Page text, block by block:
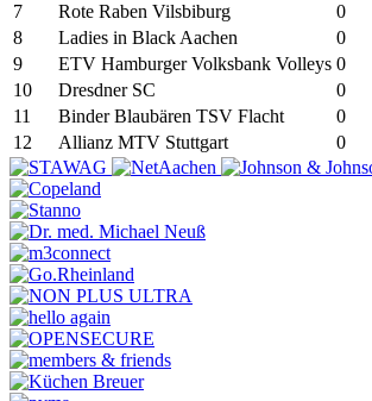
7
Rote Raben Vilsbiburg 0
8
Ladies in Black Aachen 0
9
ETV Hamburger Volksbank Volleys 0
10
Dresdner SC 0
11
Binder Blaubären TSV Flacht 0
12
Allianz MTV Stuttgart 0